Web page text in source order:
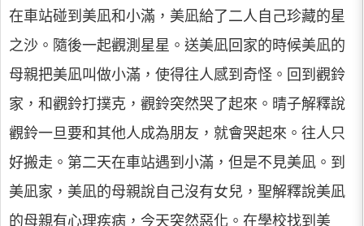
在車站碰到美凪和小滿，美凪給了二人自己珍藏的星
之沙。隨後一起觀測星星。送美凪回家的時候美凪的
母親把美凪叫做小滿，使得往人感到奇怪。回到觀鈴
家，和觀鈴打撲克，觀鈴突然哭了起來。晴子解釋說
觀鈴一旦要和其他人成為朋友，就會哭起來。往人只
好搬走。第二天在車站遇到小滿，但是不見美凪。到
美凪家，美凪的母親說自己沒有女兒，聖解釋說美凪
的母親有心理疾病，今天突然惡化。在學校找到美